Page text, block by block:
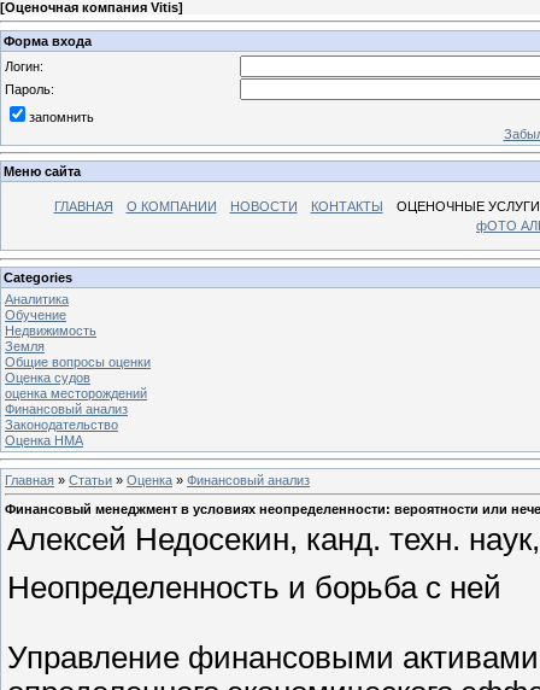
[Оценочная компания Vitis]
Форма входа
Логин:
Пароль:
запомнить
Меню сайта
ГЛАВНАЯ О КОМПАНИИ НОВОСТИ КОНТАКТЫ
ОЦЕНОЧНЫЕ УСЛУГИ
фОТО
Categories
Аналитика
Обучение
Недвижимость
Земля
Общие вопросы оценки
Оценка судов
оценка месторождений
Финансовый анализ
Законодательство
Оценка НМА
Главная » Статьи » Оценка » Финансовый анализ
Финансовый менеджмент в условиях неопределенности: вероятности или
Алексей Недосекин, канд. техн.
Неопределенность и борьба с ней
Управление финансовыми